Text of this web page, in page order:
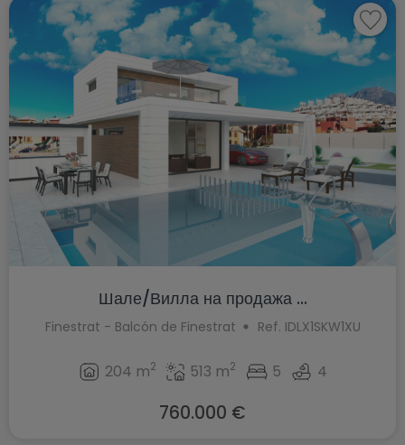
Шале/Вилла на продажа ...
Finestrat - Balcón de Finestrat Ref. IDLX1SKW1XU
204 m2 513 m2 5 4
760.000 €